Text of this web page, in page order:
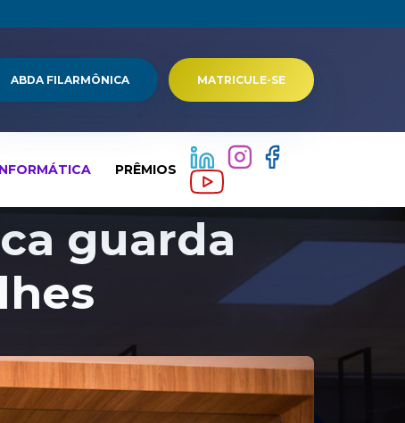
ABDA FILARMÔNICA MATRICULE-SE
PRÊMIOS
guarda